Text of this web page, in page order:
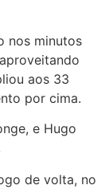
nos minutos
aos 33
por cima.
e Hugo
de volta, no